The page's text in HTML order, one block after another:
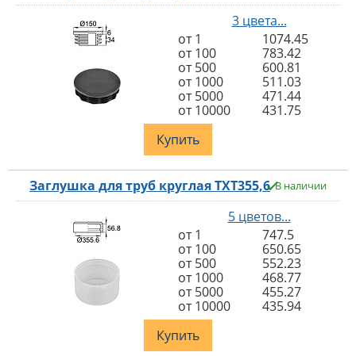
3 цвета...
от 1
1074.45
от 100
783.42
от 500
600.81
от 1000
511.03
от 5000
471.44
от 10000
431.75
Купить
Заглушка для труб круглая TXT355,6 В наличии
5 цветов...
от 1
747.5
от 100
650.65
от 500
552.23
от 1000
468.77
от 5000
455.27
от 10000
435.94
Купить